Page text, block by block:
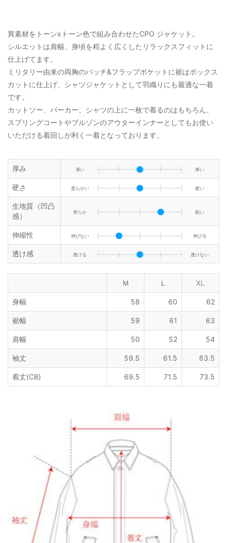
異素材をトーンxトーン色で組み合わせたCPO ジャケット。
シルエットは肩幅、身頃を程よく広くしたリラックスフィットに
仕上げてます。
ミリタリー由来の両胸のパッチ&フラップポケットに裾はボックス
カットに仕上げ、シャツジャケットとして羽織りにも最適な一着
です。
カットソー、パーカー、シャツの上に一枚で着るのはもちろん、
スプリングコートやブルゾンのアウターインナーとしてもお使い
いただける着回しが利く一着となっております。
厚み 薄い 厚い
硬さ 柔らかい 硬い
生地質（凹凸
感）
滑らか 粗い
伸縮性 伸びない 伸びる
透け感 透ける 透けない
Ｍ Ｌ XL
身幅 58 60 62
裾幅 59 61 63
肩幅 50 52 54
袖丈 59.5 61.5 63.5
着丈(CB) 69.5 71.5 73.5